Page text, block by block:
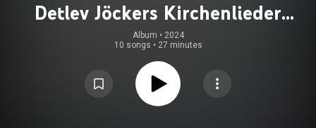
Detlev Jöckers Kirchenlieder
(Klavier Versionen)
Album • 2024
10 songs • 27 minutes